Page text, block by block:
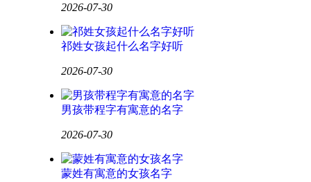
2026-07-30
祁姓女孩起什么名字好听
2026-07-30
男孩带程字有寓意的名字
2026-07-30
蒙姓有寓意的女孩名字